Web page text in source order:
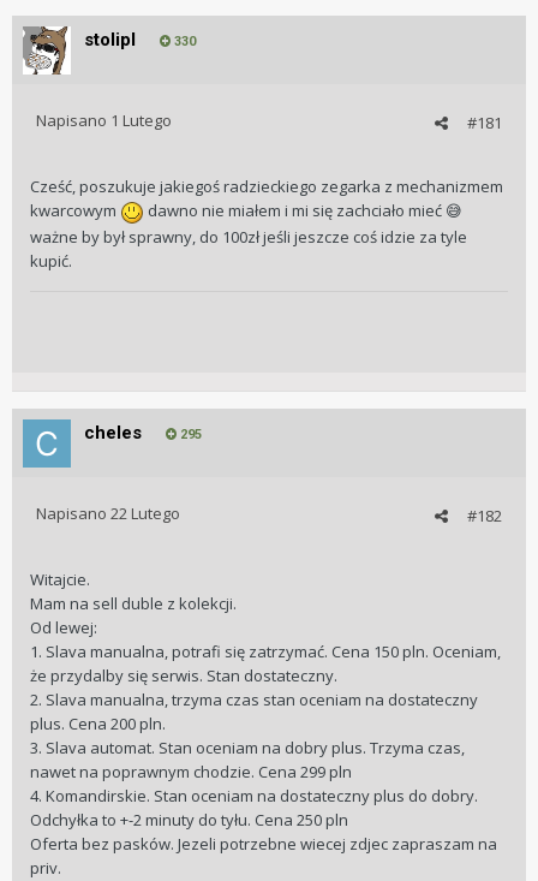
stolipl 330
#181
Napisano 1 Lutego
Cześć, poszukuje jakiegoś radzieckiego zegarka z mechanizmem
kwarcowym
dawno nie miałem i mi się zachciało mieć 😅
ważne by był sprawny, do 100zł jeśli jeszcze coś idzie za tyle
kupić.
cheles 295
#182
Napisano 22 Lutego
Witajcie.
Mam na sell duble z kolekcji.
Od lewej:
1. Slava manualna, potrafi się zatrzymać. Cena 150 pln. Oceniam,
że przydalby się serwis. Stan dostateczny.
2. Slava manualna, trzyma czas stan oceniam na dostateczny
plus. Cena 200 pln.
3. Slava automat. Stan oceniam na dobry plus. Trzyma czas,
nawet na poprawnym chodzie. Cena 299 pln
4. Komandirskie. Stan oceniam na dostateczny plus do dobry.
Odchyłka to +-2 minuty do tyłu. Cena 250 pln
Oferta bez pasków. Jezeli potrzebne wiecej zdjec zapraszam na
priv.